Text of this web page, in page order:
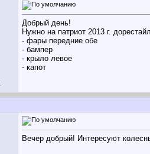
Добрый день!
Нужно на патриот 2013 г.
- фары передние обе
- бампер
- крыло левое
- капот
Вечер добрый! Интересуют